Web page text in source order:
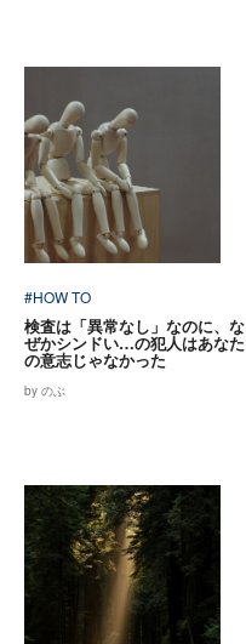
#HOW TO
検査は「異常なし」なのに、な
ぜかシンドい…の犯人はあなた
の意志じゃなかった
by のぶ